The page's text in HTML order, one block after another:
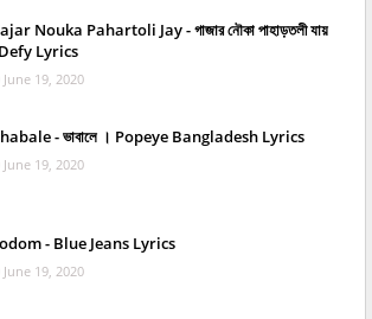
Nouka Pahartoli Jay - গাজার নৌকা পাহাড়তলী যায়
Lyrics
June 19, 2020
- ভাবালে । Popeye Bangladesh Lyrics
June 19, 2020
- Blue Jeans Lyrics
June 19, 2020